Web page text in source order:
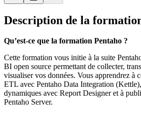
Description de la
Qu’est-ce que la formation Pentaho ?
Cette formation vous initie à la suite
BI open source permettant de collecter,
visualiser vos données. Vous apprendrez à
ETL avec Pentaho Data Integration
dynamiques avec Report Designer et à
Pentaho Server.